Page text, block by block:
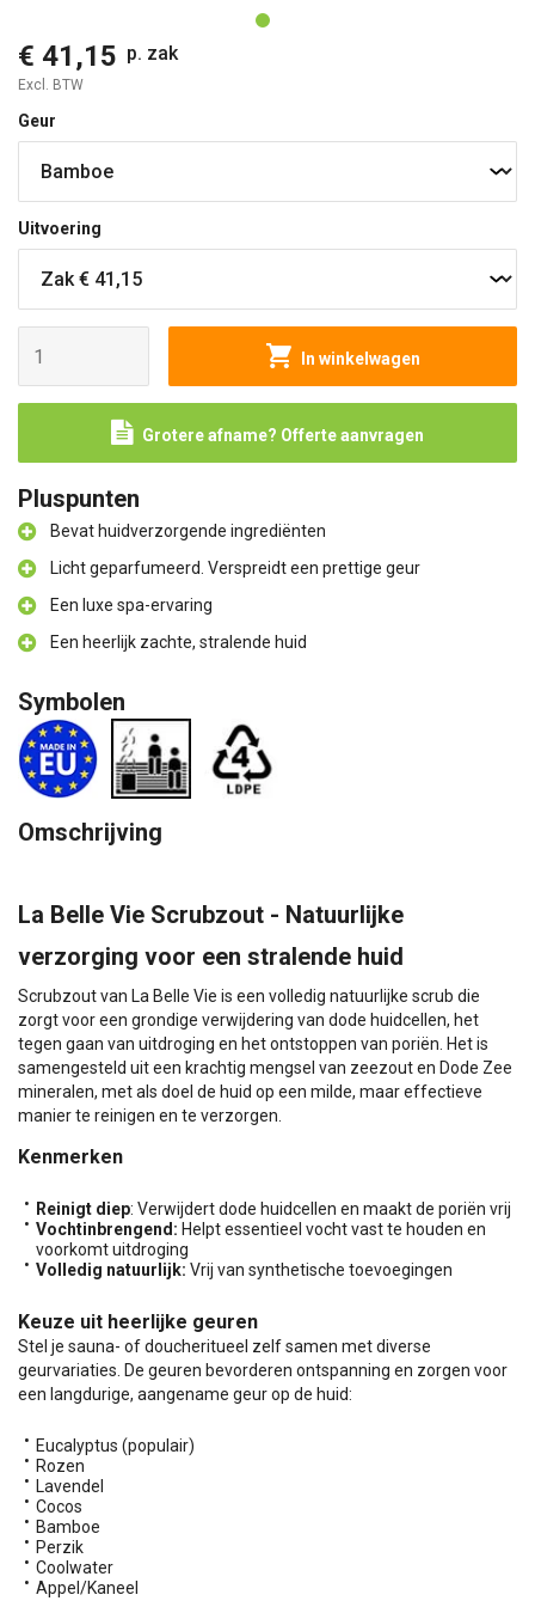
€ 41,15 p. zak
Excl. BTW
Geur
Uitvoering
In winkelwagen
Grotere afname? Offerte aanvragen
Pluspunten
Bevat huidverzorgende ingrediënten
Licht geparfumeerd. Verspreidt een prettige geur
Een luxe spa-ervaring
Een heerlijk zachte, stralende huid
Symbolen
Omschrijving
La Belle Vie Scrubzout - Natuurlijke
verzorging voor een stralende huid
Scrubzout van La Belle Vie is een volledig natuurlijke scrub die
zorgt voor een grondige verwijdering van dode huidcellen, het
tegen gaan van uitdroging en het ontstoppen van poriën. Het is
samengesteld uit een krachtig mengsel van zeezout en Dode Zee
mineralen, met als doel de huid op een milde, maar effectieve
manier te reinigen en te verzorgen.
Kenmerken
Reinigt diep: Verwijdert dode huidcellen en maakt de poriën vrij
Vochtinbrengend: Helpt essentieel vocht vast te houden en
voorkomt uitdroging
Volledig natuurlijk: Vrij van synthetische toevoegingen
Keuze uit heerlijke geuren
Stel je sauna- of doucheritueel zelf samen met diverse
geurvariaties. De geuren bevorderen ontspanning en zorgen voor
een langdurige, aangename geur op de huid:
Eucalyptus (populair)
Rozen
Lavendel
Cocos
Bamboe
Perzik
Coolwater
Appel/Kaneel